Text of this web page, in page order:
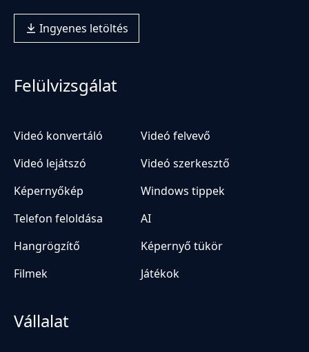
Ingyenes letöltés
Felülvizsgálat
Videó konvertáló
Videó felvevő
Videó lejátszó
Videó szerkesztő
Képernyőkép
Windows tippek
Telefon feloldása
AI
Hangrögzítő
Képernyő tükör
Filmek
Játékok
Vállalat